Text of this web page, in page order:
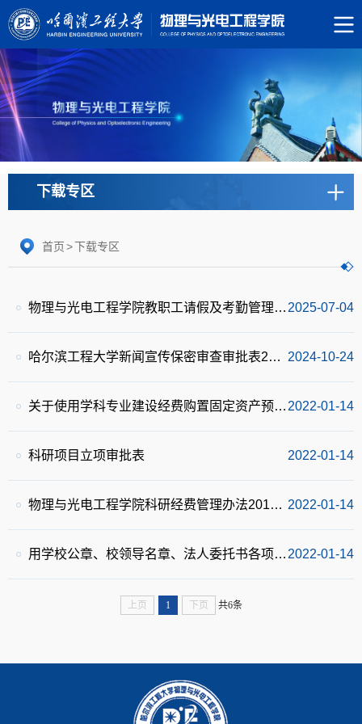
下载专区
首页>下载专区
2025-07-04
物理与光电工程学院教职工请假及考勤管理实施细则
2024-10-24
哈尔滨工程大学新闻宣传保密审查审批表2024.10
2022-01-14
关于使用学科专业建设经费购置固定资产预先备案的通知附表
2022-01-14
科研项目立项审批表
2022-01-14
物理与光电工程学院科研经费管理办法2019版
2022-01-14
用学校公章、校领导名章、法人委托书各项授权科研业务对照清单
上页 1 下页 共6条